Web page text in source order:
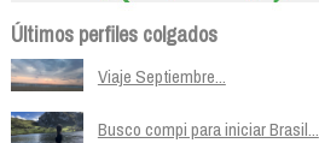
Últimos perfiles colgados
Viaje Septiembre...
Busco compi para iniciar Brasil...